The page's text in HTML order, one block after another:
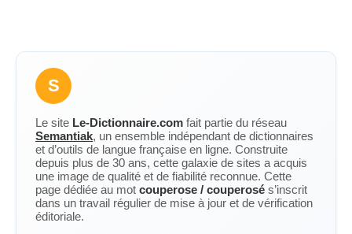
S
Le site Le-Dictionnaire.com fait partie du réseau
Semantiak, un ensemble indépendant de dictionnaires
et d’outils de langue française en ligne. Construite
depuis plus de 30 ans, cette galaxie de sites a acquis
une image de qualité et de fiabilité reconnue. Cette
page dédiée au mot couperose / couperosé s’inscrit
dans un travail régulier de mise à jour et de vérification
éditoriale.